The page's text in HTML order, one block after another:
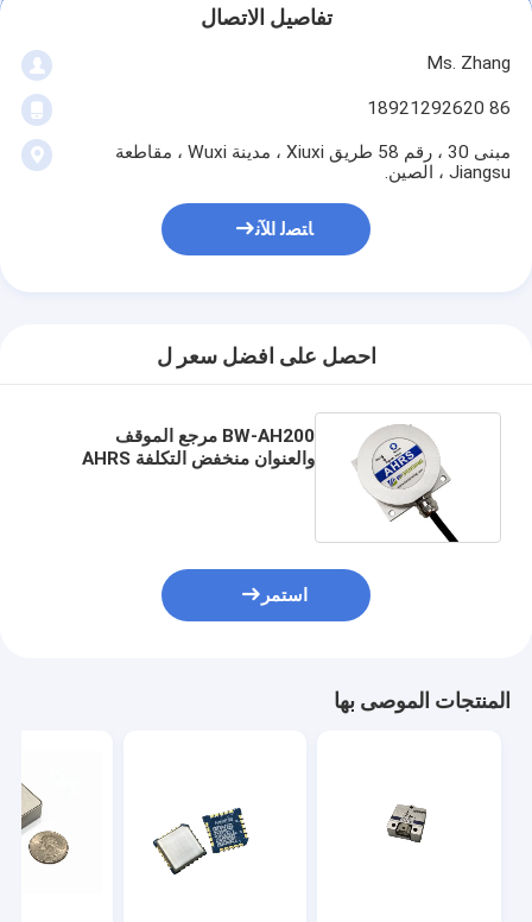
تفاصيل الاتصال
Ms. Zhang
86 18921292620
مبنى 30 ، رقم 58 طريق Xiuxi ، مدينة Wuxi ، مقاطعة
Jiangsu ، الصين.
ﺎﺘﺼﻟ ﺍﻶﻧ
احصل على افضل سعر ل
BW-AH200 مرجع الموقف
والعنوان منخفض التكلفة AHRS
استمر
المنتجات الموصى بها